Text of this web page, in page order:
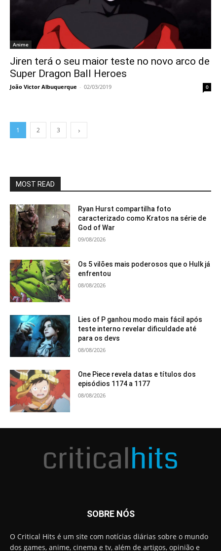
Anime
Jiren terá o seu maior teste no novo arco de
Super Dragon Ball Heroes
João Victor Albuquerque - 02/03/2019 0
1 2 3
MOST READ
Ryan Hurst compartilha foto
caracterizado como Kratos na série de
God of War
09/08/2026
Os 5 vilões mais poderosos que o Hulk já
enfrentou
08/08/2026
Lies of P ganhou modo mais fácil após
teste interno revelar dificuldade até
para os devs
08/08/2026
One Piece revela datas e títulos dos
episódios 1174 a 1177
08/08/2026
SOBRE NÓS
O Critical Hits é um site com notícias diárias sobre o mundo
dos games, anime, cinema e tv, além de artigos, opinião e